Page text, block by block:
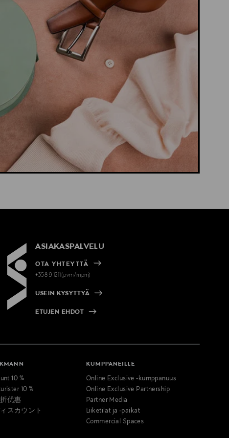
ASIAKASPALVELU
OTA YHTEYTTÄ
+358 9 1211(pvm/mpm)
USEIN KYSYTTYÄ
ETUJEN EHDOT
10 %
10 %
优惠
スカウント
KUMPPANEILLE
Online Exclusive -kumppanuus
Online Exclusive Partnership
Partner Media
Liiketilat ja -paikat
Commercial Spaces